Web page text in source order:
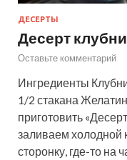
ДЕСЕРТЫ
Десерт
Оставьте комментарий
Ингредиенты
1/2 стакана
приготовить
заливаем холодной
сторонку, где-то на